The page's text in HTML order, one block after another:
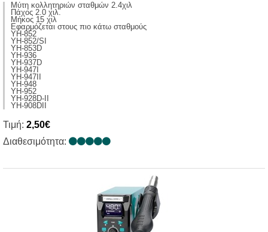
Μύτη κολλητηριών σταθμών 2.4χιλ
Πάχος 2.0 χιλ.
Μήκος 15 χιλ
Εφαρμόζεται στους πιο κάτω σταθμούς
ΥΗ-852
YH-852/SI
YH-853D
YH-936
YH-937D
YH-947I
YH-947II
YH-948
YH-952
YH-928D-II
YH-908DII
Τιμή: 2,50€
Διαθεσιμότητα: